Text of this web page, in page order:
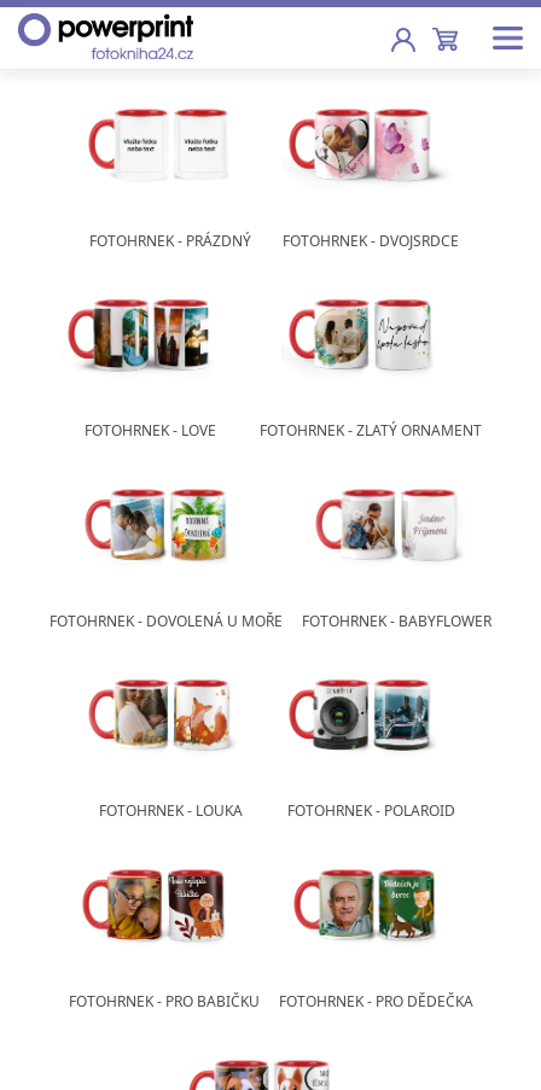
Akce
Nástěnné, stolní i roční
Fotky
Fotoobrazy
Školy
Fotoknihy a dárky pro školy
Hrnky, magnety, trička…
Rady a kontakty
FOTOHRNEK - PRÁZDNÝ FOTOHRNEK - DVOJSRDCE
FOTOHRNEK - LOVE FOTOHRNEK - ZLATÝ ORNAMENT
FOTOHRNEK - DOVOLENÁ U MOŘE FOTOHRNEK - BABYFLOWER
FOTOHRNEK - LOUKA FOTOHRNEK - POLAROID
FOTOHRNEK - PRO BABIČKU FOTOHRNEK - PRO DĚDEČKA